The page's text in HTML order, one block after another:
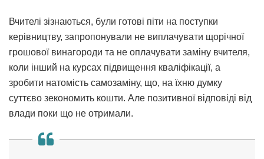
Вчителі зізнаються, були готові піти на поступки
керівництву, запропонували не виплачувати щорічної
грошової винагороди та не оплачувати заміну вчителя,
коли інший на курсах підвищення кваліфікації, а
зробити натомість самозаміну, що, на їхню думку
суттєво зекономить кошти. Але позитивної відповіді від
влади поки що не отримали.